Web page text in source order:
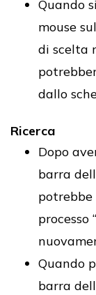
Quando
mouse
di scelta
dallo
Ricerca
Dopo
barra
potrebbe
processo
Quando
barra